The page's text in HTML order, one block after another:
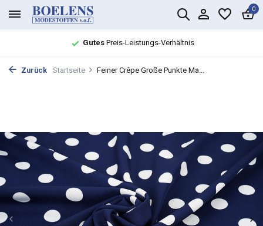
0
GutesPreis-Leistungs-Verhältnis
Zurück Startseite Feiner Crêpe Große Punkte Ma...